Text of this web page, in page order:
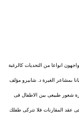
انواعا من التحديات كالرغبة
بمشاعر الغيرة د. شابيرو مؤلف
شعور طبيعى بين الاطفال فى
فى عقد المقارنات فلا تتركى طفلك